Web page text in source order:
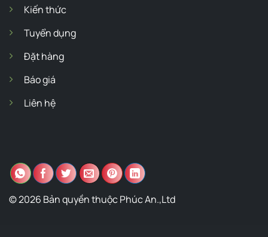
Kiến thức
Tuyển dụng
Đặt hàng
Báo giá
Liên hệ
© 2026 Bản quyền thuộc Phúc An.,Ltd